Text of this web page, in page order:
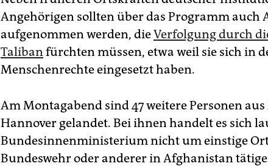
Angehörigen sollten über das Programm auch
aufgenommen werden, dieVerfolgung durch
Talibanfürchten müssen, etwa weil sie sich in
Menschenrechte eingesetzt haben.
Am Montagabend sind 47 weitere Personen
Hannover gelandet. Bei ihnen handelt es sich
Bundesinnenministerium nicht um einstige
Bundeswehr oder anderer in Afghanistan